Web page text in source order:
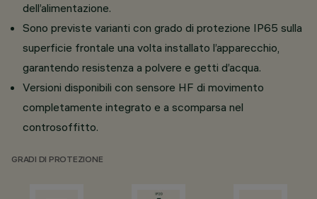
dell’alimentazione.
Sono previste varianti con grado di protezione IP65 sulla
superficie frontale una volta installato l’apparecchio,
garantendo resistenza a polvere e getti d’acqua.
Versioni disponibili con sensore HF di movimento
completamente integrato e a scomparsa nel
controsoffitto.
GRADI DI PROTEZIONE